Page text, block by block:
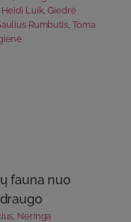
Heidi Luik,Giedrė
Rumbutis, Toma
fauna nuo
Neringa